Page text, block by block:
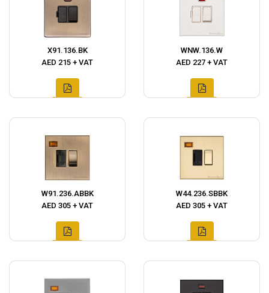
X91.136.BK
AED 215 + VAT
WNW.136.W
AED 227 + VAT
W91.236.ABBK
AED 305 + VAT
W44.236.SBBK
AED 305 + VAT